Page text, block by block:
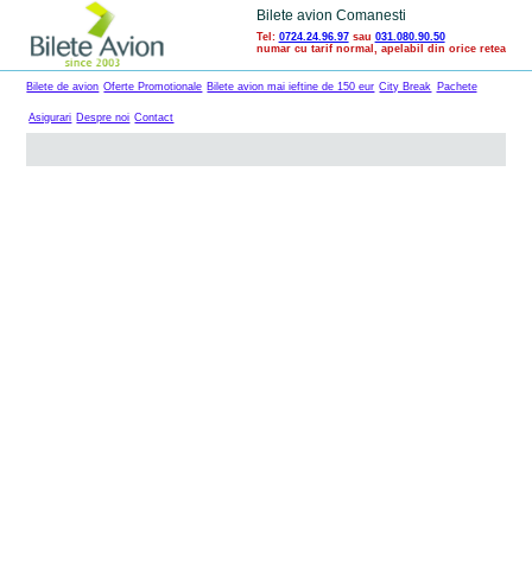
Bilete avion Comanesti
Tel: 0724.24.96.97sau 031.080.90.50
numar cu tarif normal, apelabil din orice retea
Bilete de avion Oferte Promotionale Bilete avion mai ieftine de 150 eur City Break Pachete
Asigurari Despre noi Contact